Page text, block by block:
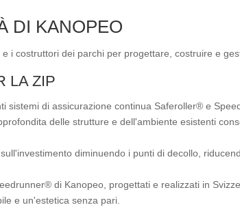
DI KANOPEO
i costruttori dei parchi per progettare, costruire e
LA ZIP
sistemi di assicurazione continua Saferoller® e
delle strutture e dell'ambiente esistenti
diminuendo i punti di decollo,
di Kanopeo, progettati e realizzati in
e un'estetica senza pari.